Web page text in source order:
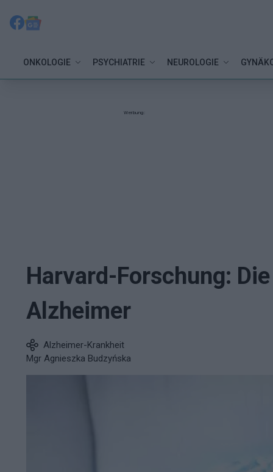
ONKOLOGIE PSYCHIATRIE NEUROLOGIE
Werbung:
Harvard-Forschung:
Alzheimer
Alzheimer-Krankheit
Mgr Agnieszka Budzyńska